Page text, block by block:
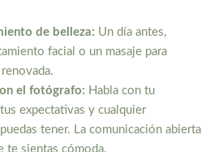
de belleza: Un día antes,
facial o un masaje para
el fotógrafo: Habla con tu
expectativas y cualquier
tener. La comunicación abierta
te sientas cómoda.